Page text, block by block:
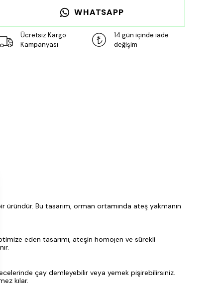
WHATSAPP
Ücretsiz Kargo
Kampanyası
14 gün içinde iade
değişim
Bu tasarım, orman ortamında ateş yakmanın
eden tasarımı, ateşin homojen ve sürekli
çay demleyebilir veya yemek pişirebilirsiniz.
kılar.